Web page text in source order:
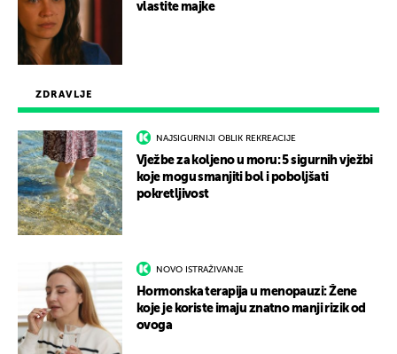
ZDRAVLJE
NAJSIGURNIJI OBLIK REKREACIJE
Vježbe za koljeno u moru: 5 sigurnih vježbi
koje mogu smanjiti bol i poboljšati
pokretljivost
NOVO ISTRAŽIVANJE
Hormonska terapija u menopauzi: Žene
koje je koriste imaju znatno manji rizik od
ovoga
vlastite majke